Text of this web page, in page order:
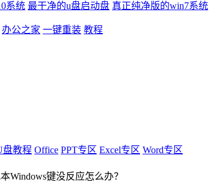
系统 最干净的u盘启动盘 真正纯净版的win7系统
办公之家 一键重装 教程
盘教程 Office PPT专区 Excel专区 Word专区
Windows键没反应怎么办？